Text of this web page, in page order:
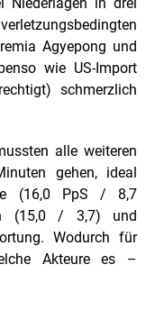
Agyepong und
wie US-Import
schmerzlich
alle weiteren
gehen, ideal
(16,0 PpS / 8,7
(15,0 / 3,7) und
Wodurch für
Akteure es –